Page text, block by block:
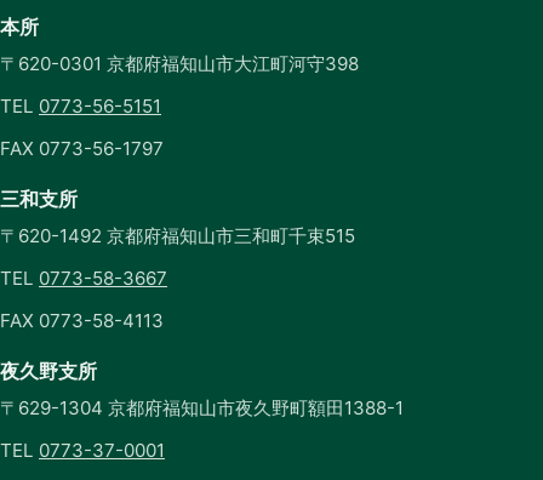
本所
〒620-0301 京都府福知山市大江町河守398
TEL 0773-56-5151
FAX 0773-56-1797
三和支所
〒620-1492 京都府福知山市三和町千束515
TEL 0773-58-3667
FAX 0773-58-4113
夜久野支所
〒629-1304 京都府福知山市夜久野町額田1388-1
TEL 0773-37-0001